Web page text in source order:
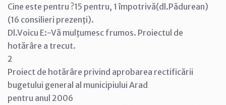
Cine este pentru ?15 pentru, 1 împotrivă(dl.Pădurean)
(16 consilieri prezenţi).
Dl.Voicu E:-Vă mulţumesc frumos. Proiectul de
hotărâre a trecut.
2
Proiect de hotărâre privind aprobarea rectificării
bugetului general al municipiului Arad
pentru anul 2006